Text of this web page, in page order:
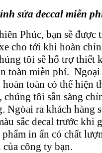
sửa deccal miễn
Phúc, bạn sẽ được
cho tới khi hoàn
tôi sẽ hỗ trợ thiết
toàn miễn phí. Ngoại
hoàn toàn có thể hiện
tôi sẵn sàng
Ngòai ra khách hàng
sắc decal trước khi
phẩm in ấn có chất
công ty bạn.